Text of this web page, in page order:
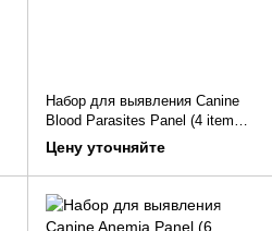
Набор для выявления Canine
Blood Parasites Panel (4 items)
методом ПЦР в реальном
времени, уп. 8 шт.
Цену уточняйте